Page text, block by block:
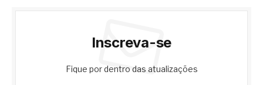
Inscreva-se
Fique por dentro das atualizações